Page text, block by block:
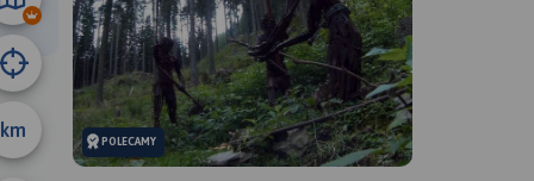
km
15 km
POLECAMY